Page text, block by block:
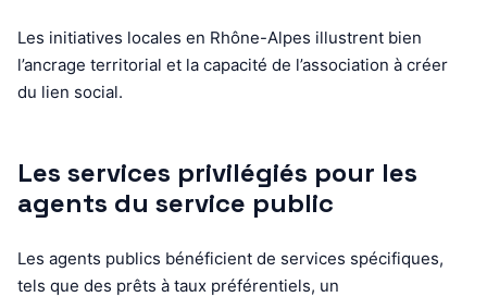
Les initiatives locales en Rhône-Alpes illustrent bien
l’ancrage territorial et la capacité de l’association à créer
du lien social.
Les services privilégiés pour les
agents du service public
Les agents publics bénéficient de services spécifiques,
tels que des prêts à taux préférentiels, un